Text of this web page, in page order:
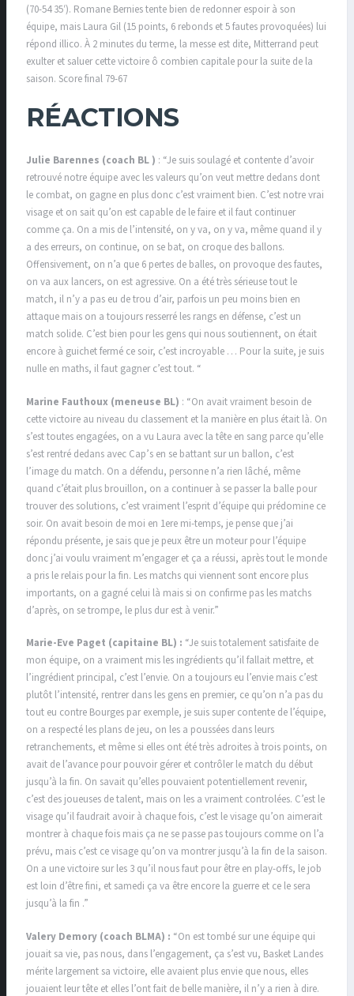
(70-54 35′). Romane Bernies tente bien de redonner espoir à son
équipe, mais Laura Gil (15 points, 6 rebonds et 5 fautes provoquées) lui
répond illico. À 2 minutes du terme, la messe est dite, Mitterrand peut
exulter et saluer cette victoire ô combien capitale pour la suite de la
saison. Score final 79-67
RÉACTIONS
Julie Barennes (coach BL ) : “Je suis soulagé et contente d’avoir
retrouvé notre équipe avec les valeurs qu’on veut mettre dedans dont
le combat, on gagne en plus donc c’est vraiment bien. C’est notre vrai
visage et on sait qu’on est capable de le faire et il faut continuer
comme ça. On a mis de l’intensité, on y va, on y va, même quand il y
a des erreurs, on continue, on se bat, on croque des ballons.
Offensivement, on n’a que 6 pertes de balles, on provoque des fautes,
on va aux lancers, on est agressive. On a été très sérieuse tout le
match, il n’y a pas eu de trou d’air, parfois un peu moins bien en
attaque mais on a toujours resserré les rangs en défense, c’est un
match solide. C’est bien pour les gens qui nous soutiennent, on était
encore à guichet fermé ce soir, c’est incroyable … Pour la suite, je suis
nulle en maths, il faut gagner c’est tout. “
Marine Fauthoux (meneuse BL) : “On avait vraiment besoin de
cette victoire au niveau du classement et la manière en plus était là. On
s’est toutes engagées, on a vu Laura avec la tête en sang parce qu’elle
s’est rentré dedans avec Cap’s en se battant sur un ballon, c’est
l’image du match. On a défendu, personne n’a rien lâché, même
quand c’était plus brouillon, on a continuer à se passer la balle pour
trouver des solutions, c’est vraiment l’esprit d’équipe qui prédomine ce
soir. On avait besoin de moi en 1ere mi-temps, je pense que j’ai
répondu présente, je sais que je peux être un moteur pour l’équipe
donc j’ai voulu vraiment m’engager et ça a réussi, après tout le monde
a pris le relais pour la fin. Les matchs qui viennent sont encore plus
importants, on a gagné celui là mais si on confirme pas les matchs
d’après, on se trompe, le plus dur est à venir.”
Marie-Eve Paget (capitaine BL) : “Je suis totalement satisfaite de
mon équipe, on a vraiment mis les ingrédients qu’il fallait mettre, et
l’ingrédient principal, c’est l’envie. On a toujours eu l’envie mais c’est
plutôt l’intensité, rentrer dans les gens en premier, ce qu’on n’a pas du
tout eu contre Bourges par exemple, je suis super contente de l’équipe,
on a respecté les plans de jeu, on les a poussées dans leurs
retranchements, et même si elles ont été très adroites à trois points, on
avait de l’avance pour pouvoir gérer et contrôler le match du début
jusqu’à la fin. On savait qu’elles pouvaient potentiellement revenir,
c’est des joueuses de talent, mais on les a vraiment controlées. C’est le
visage qu’il faudrait avoir à chaque fois, c’est le visage qu’on aimerait
montrer à chaque fois mais ça ne se passe pas toujours comme on l’a
prévu, mais c’est ce visage qu’on va montrer jusqu’à la fin de la saison.
On a une victoire sur les 3 qu’il nous faut pour être en play-offs, le job
est loin d’être fini, et samedi ça va être encore la guerre et ce le sera
jusqu’à la fin .”
Valery Demory (coach BLMA) : “On est tombé sur une équipe qui
jouait sa vie, pas nous, dans l’engagement, ça s’est vu, Basket Landes
mérite largement sa victoire, elle avaient plus envie que nous, elles
jouaient leur tête et elles l’ont fait de belle manière, il n’y a rien à dire.